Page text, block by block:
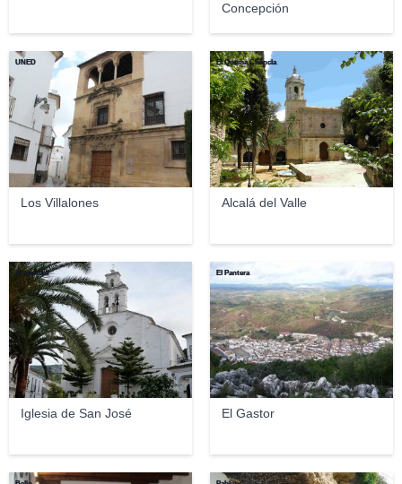
Concepción
Los Villalones
UNED
Alcalá del Valle
El Quema Chancla
Iglesia de San José
El pantera
El Gastor
El Pantera